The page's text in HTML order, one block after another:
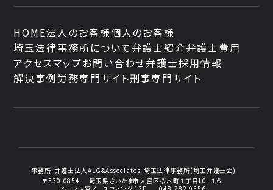
HOME法人のお客様個人のお客様
埼玉法律事務所について 弁護士紹介弁護士費用
アクセスマップお問い合わせ弁護士採用情報
解決事例労務専門サイト刑事専門サイト
事務所： 弁護士法人ALG&Associates 埼玉法律事務所(埼玉弁護士会)
〒330-0854
埼玉県さいたま市大宮区桜木町１丁目10−１６